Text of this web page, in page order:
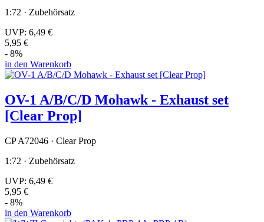
1:72 · Zubehörsatz
UVP: 6,49 €
5,95 €
- 8%
in den Warenkorb
OV-1 A/B/C/D Mohawk - Exhaust set
[Clear Prop]
CP A72046 · Clear Prop
1:72 · Zubehörsatz
UVP: 6,49 €
5,95 €
- 8%
in den Warenkorb